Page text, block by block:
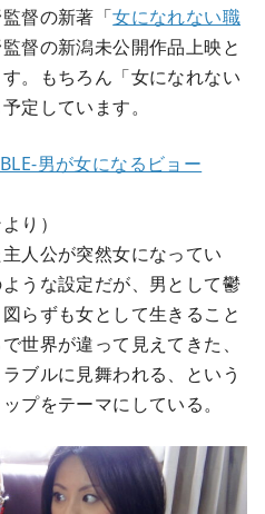
督の新著「女になれない職
督の新潟未公開作品上映と
。もちろん「女になれない
定しています。
男が女になるビョー
り）
人公が突然女になってい
うな設定だが、男として鬱
らずも女として生きること
世界が違って見えてきた、
ブルに見舞われる、という
プをテーマにしている。